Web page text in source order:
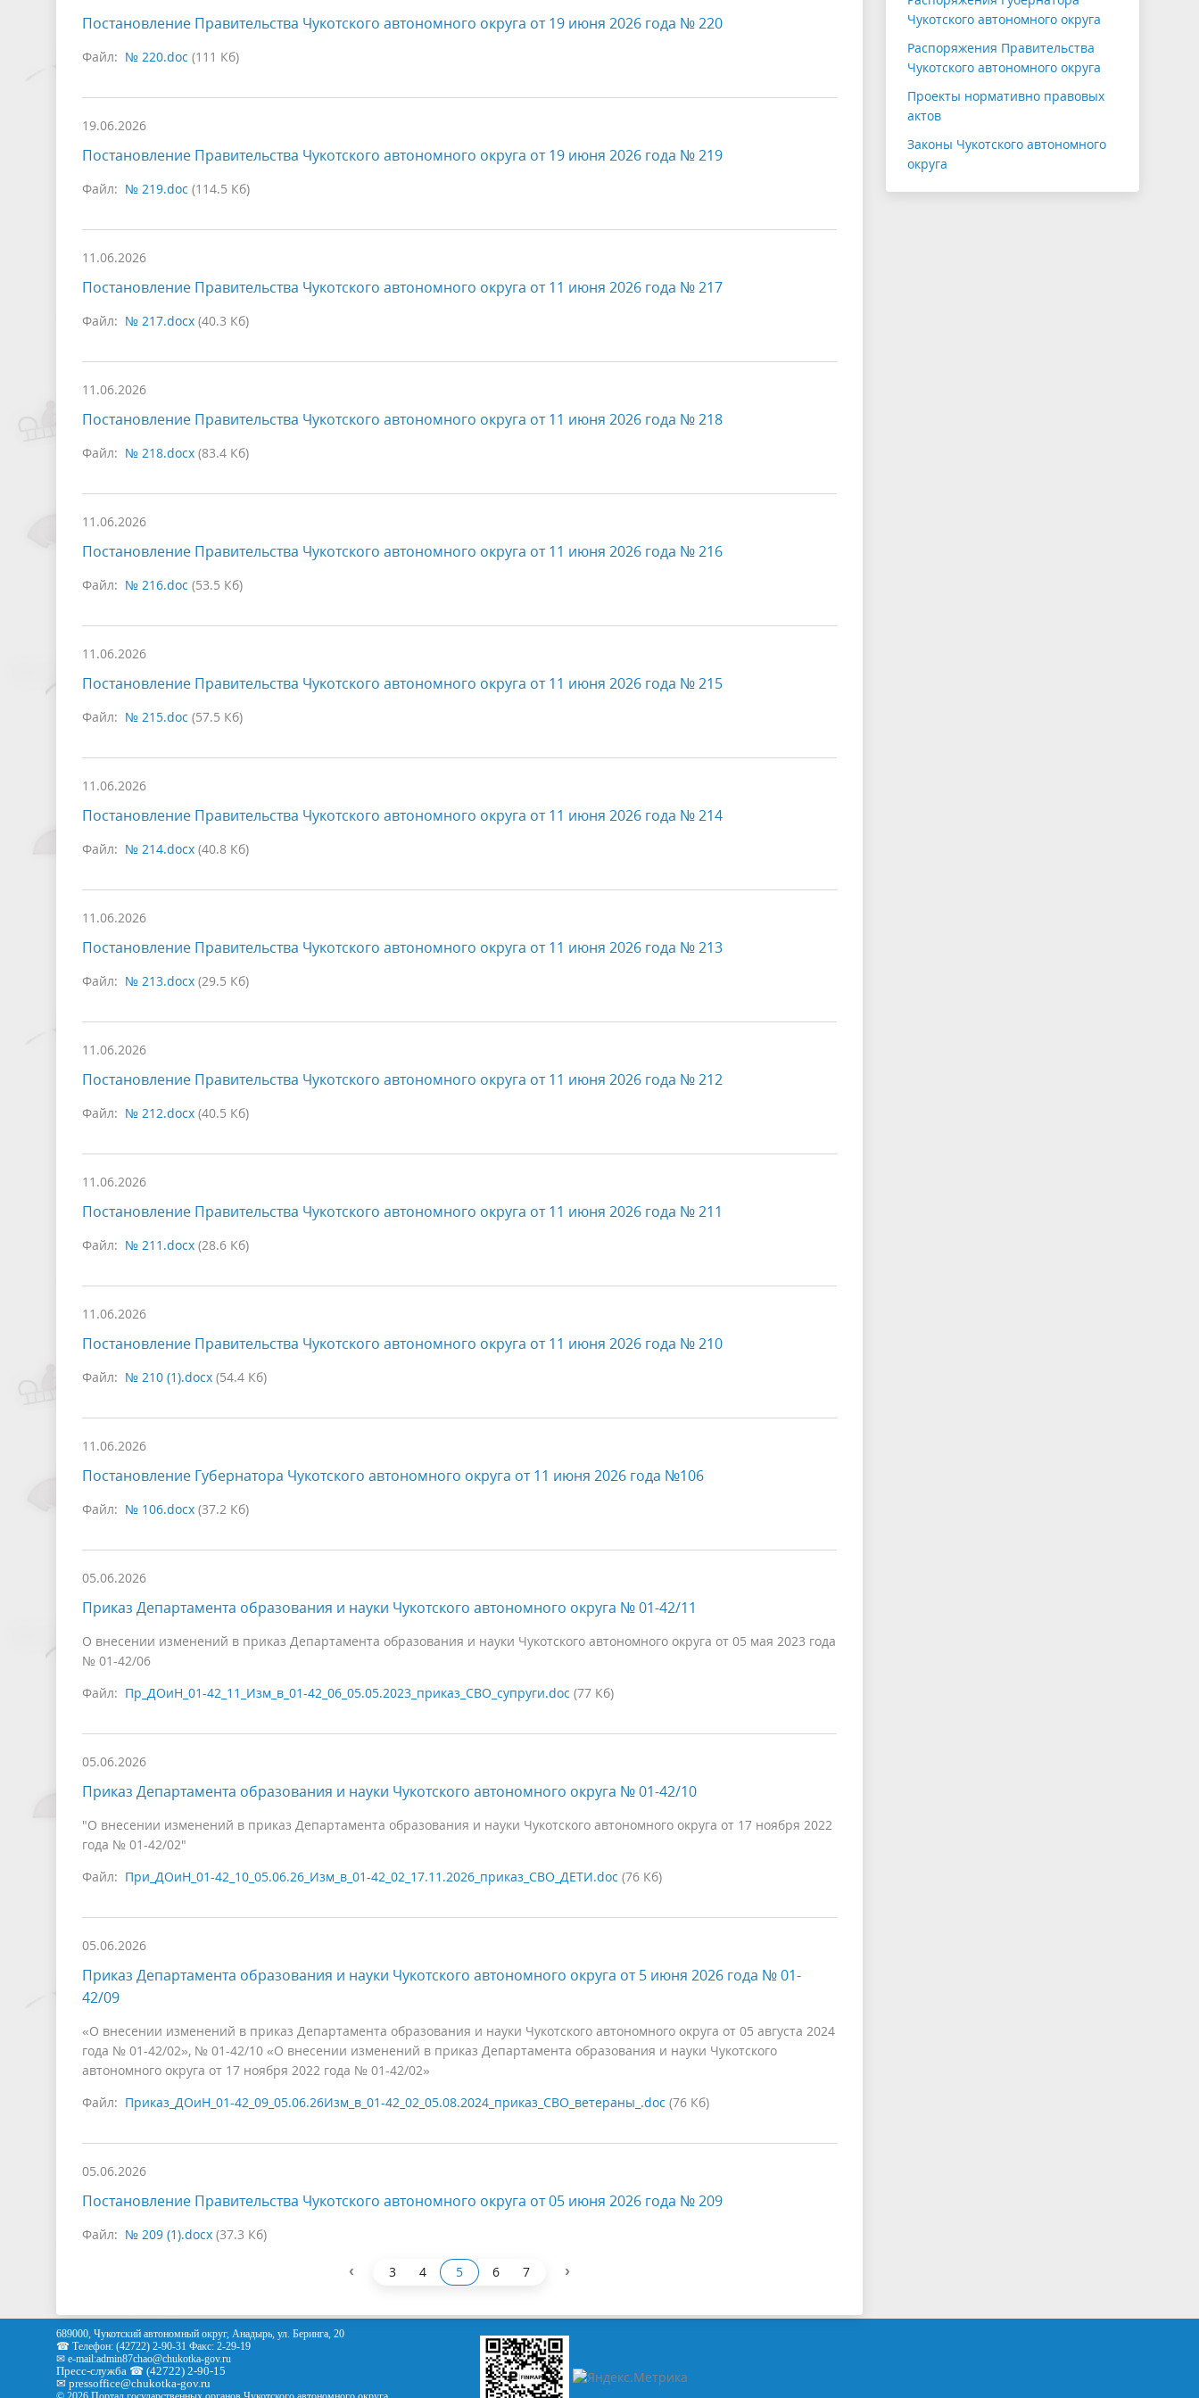
Постановление Правительства Чукотского автономного округа от 19 июня 2026 года № 220
Файл: № 220.doc (111 Кб)
19.06.2026
Постановление Правительства Чукотского автономного округа от 19 июня 2026 года № 219
Файл: № 219.doc (114.5 Кб)
11.06.2026
Постановление Правительства Чукотского автономного округа от 11 июня 2026 года № 217
Файл: № 217.docx (40.3 Кб)
11.06.2026
Постановление Правительства Чукотского автономного округа от 11 июня 2026 года № 218
Файл: № 218.docx (83.4 Кб)
11.06.2026
Постановление Правительства Чукотского автономного округа от 11 июня 2026 года № 216
Файл: № 216.doc (53.5 Кб)
11.06.2026
Постановление Правительства Чукотского автономного округа от 11 июня 2026 года № 215
Файл: № 215.doc (57.5 Кб)
11.06.2026
Постановление Правительства Чукотского автономного округа от 11 июня 2026 года № 214
Файл: № 214.docx (40.8 Кб)
11.06.2026
Постановление Правительства Чукотского автономного округа от 11 июня 2026 года № 213
Файл: № 213.docx (29.5 Кб)
11.06.2026
Постановление Правительства Чукотского автономного округа от 11 июня 2026 года № 212
Файл: № 212.docx (40.5 Кб)
11.06.2026
Постановление Правительства Чукотского автономного округа от 11 июня 2026 года № 211
Файл: № 211.docx (28.6 Кб)
11.06.2026
Постановление Правительства Чукотского автономного округа от 11 июня 2026 года № 210
Файл: № 210 (1).docx (54.4 Кб)
11.06.2026
Постановление Губернатора Чукотского автономного округа от 11 июня 2026 года №106
Файл: № 106.docx (37.2 Кб)
05.06.2026
Приказ Департамента образования и науки Чукотского автономного округа № 01-42/11
О внесении изменений в приказ Департамента образования и науки Чукотского автономного округа от 05 мая 2023 года
№ 01-42/06
Файл: Пр_ДОиН_01-42_11_Изм_в_01-42_06_05.05.2023_приказ_СВО_супруги.doc (77 Кб)
05.06.2026
Приказ Департамента образования и науки Чукотского автономного округа № 01-42/10
"О внесении изменений в приказ Департамента образования и науки Чукотского автономного округа от 17 ноября 2022
года № 01-42/02"
Файл: При_ДОиН_01-42_10_05.06.26_Изм_в_01-42_02_17.11.2026_приказ_СВО_ДЕТИ.doc (76 Кб)
05.06.2026
Приказ Департамента образования и науки Чукотского автономного округа от 5 июня 2026 года № 01-
42/09
«О внесении изменений в приказ Департамента образования и науки Чукотского автономного округа от 05 августа 2024
года № 01-42/02», № 01-42/10 «О внесении изменений в приказ Департамента образования и науки Чукотского
автономного округа от 17 ноября 2022 года № 01-42/02»
Файл: Приказ_ДОиН_01-42_09_05.06.26Изм_в_01-42_02_05.08.2024_приказ_СВО_ветераны_.doc (76 Кб)
05.06.2026
Постановление Правительства Чукотского автономного округа от 05 июня 2026 года № 209
Файл: № 209 (1).docx (37.3 Кб)
‹ 3 4 5 6 7 ›
Чукотского автономного округа
Распоряжения Правительства
Чукотского автономного округа
Проекты нормативно правовых
актов
Законы Чукотского автономного
округа
689000, Чукотский автономный округ, Анадырь, ул. Беринга, 20
☎ Телефон: (42722) 2-90-31 Факс: 2-29-19
✉ e-mail:admin87chao@chukotka-gov.ru
Пресс-служба ☎ (42722) 2-90-15
✉ pressoffice@chukotka-gov.ru